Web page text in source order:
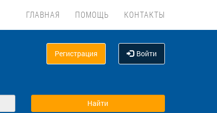
ГЛАВНАЯ ПОМОЩЬ КОНТАКТЫ
Регистрация Войти